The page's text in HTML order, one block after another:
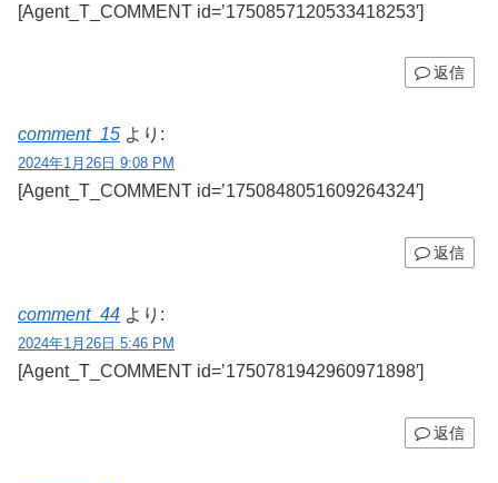
[Agent_T_COMMENT id=’1750857120533418253′]
返信
comment_15 より:
2024年1月26日 9:08 PM
[Agent_T_COMMENT id=’1750848051609264324′]
返信
comment_44 より:
2024年1月26日 5:46 PM
[Agent_T_COMMENT id=’1750781942960971898′]
返信